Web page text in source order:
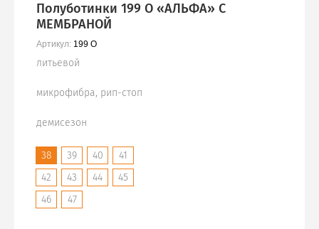
Полуботинки 199 О «АЛЬФА» С
МЕМБРАНОЙ
Артикул: 199 О
литьевой
микрофибра, рип-стоп
демисезон
38 39 40
41
42
43 44
45
46
47